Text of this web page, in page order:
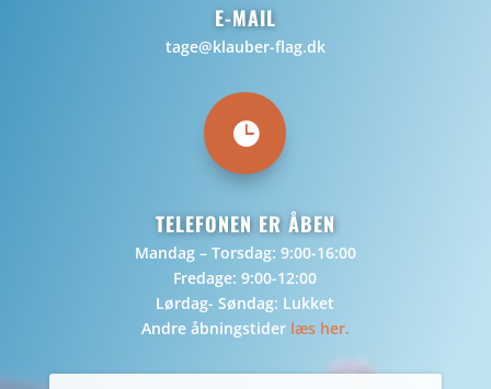
E-MAIL
tage@klauber-flag.dk

TELEFONEN ER ÅBEN
Mandag – Torsdag: 9:00-16:00
Fredage: 9:00-12:00
Lørdag- Søndag: Lukket
Andre åbningstider læs her.